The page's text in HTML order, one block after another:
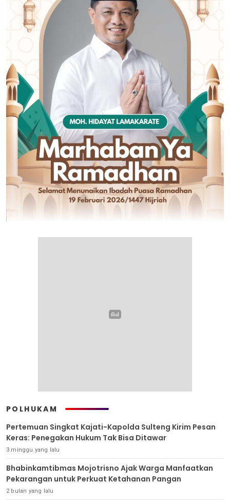
POLHUKAM
Pertemuan Singkat Kajati-Kapolda Sulteng Kirim Pesan
Keras: Penegakan Hukum Tak Bisa Ditawar
3 minggu yang lalu
Bhabinkamtibmas Mojotrisno Ajak Warga Manfaatkan
Pekarangan untuk Perkuat Ketahanan Pangan
2 bulan yang lalu